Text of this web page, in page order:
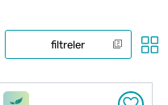
filtreler